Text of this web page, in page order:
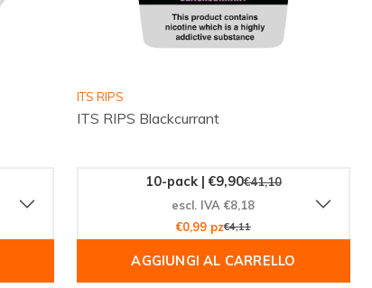
ITS RIPS
ITS RIPS Blackcurrant
10-pack | €9,90€41,10
escl. IVA €8,18
€0,99 pz€4,11
AGGIUNGI AL CARRELLO